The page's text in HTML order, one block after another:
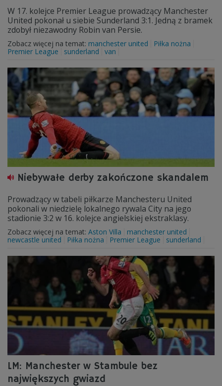
W 17. kolejce Premier League prowadzący Manchester
United pokonał u siebie Sunderland 3:1. Jedną z bramek
zdobył niezawodny Robin van Persie.
Zobacz więcej na temat: manchester united
Piłka nożna
Premier League
sunderland van
Niebywałe derby zakończone skandalem
Prowadzący w tabeli piłkarze Manchesteru United
pokonali w niedzielę lokalnego rywala City na jego
stadionie 3:2 w 16. kolejce angielskiej ekstraklasy.
Zobacz więcej na temat: Aston Villa
manchester united
newcastle united
Piłka nożna Premier League sunderland
LM: Manchester w Stambule bez
największych gwiazd